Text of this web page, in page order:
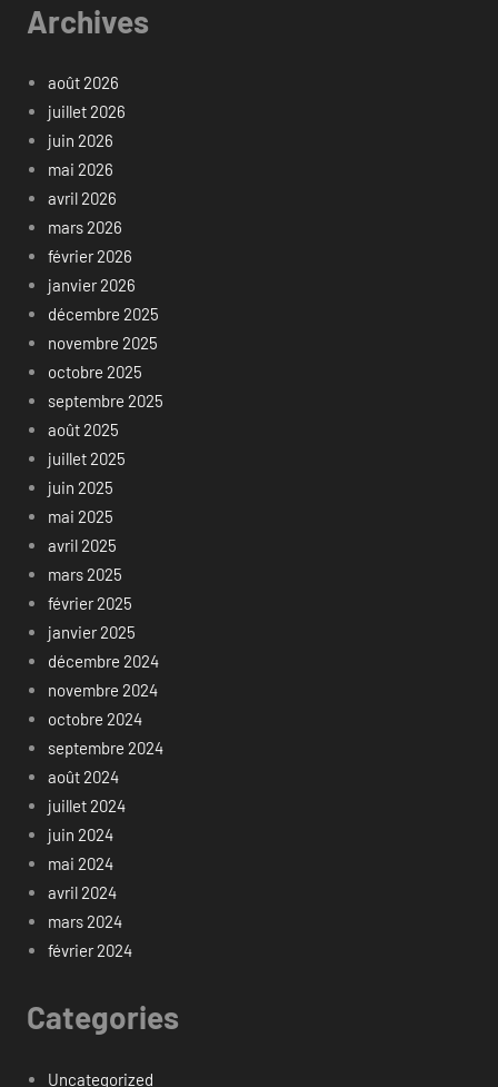
Archives
août 2026
juillet 2026
juin 2026
mai 2026
avril 2026
mars 2026
février 2026
janvier 2026
décembre 2025
novembre 2025
octobre 2025
septembre 2025
août 2025
juillet 2025
juin 2025
mai 2025
avril 2025
mars 2025
février 2025
janvier 2025
décembre 2024
novembre 2024
octobre 2024
septembre 2024
août 2024
juillet 2024
juin 2024
mai 2024
avril 2024
mars 2024
février 2024
Categories
Uncategorized